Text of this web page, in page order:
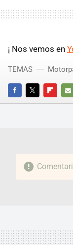
¡ Nos vemos en
FACEBOOKTWITTER
E-
TEMAS